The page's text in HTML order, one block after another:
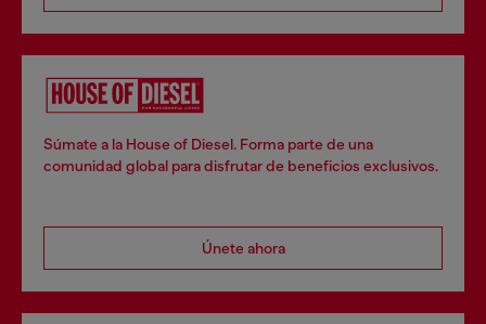
Súmate a la House of Diesel. Forma parte de una
comunidad global para disfrutar de beneficios exclusivos.
Únete ahora